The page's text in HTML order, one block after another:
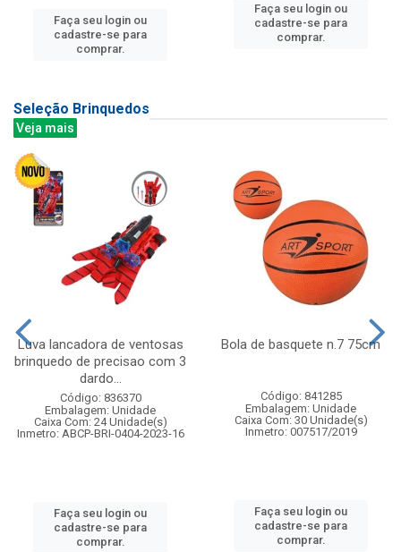
Faça seu login ou
cadastre-se para
comprar.
Faça seu login ou
cadastre-se para
comprar.
Seleção Brinquedos
Veja mais
Luva lancadora de ventosas
brinquedo de precisao com 3
dardo...
Código: 836370
Embalagem: Unidade
Caixa Com: 24 Unidade(s)
Inmetro: ABCP-BRI-0404-2023-16
Faça seu login ou
cadastre-se para
comprar.
Bola de basquete n.7 75cm
Código: 841285
Embalagem: Unidade
Caixa Com: 30 Unidade(s)
Inmetro: 007517/2019
Faça seu login ou
cadastre-se para
comprar.